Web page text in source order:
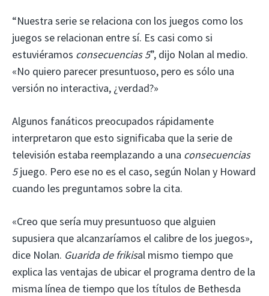
“Nuestra serie se relaciona con los juegos como los
juegos se relacionan entre sí. Es casi como si
estuviéramos consecuencias 5”, dijo Nolan al medio.
«No quiero parecer presuntuoso, pero es sólo una
versión no interactiva, ¿verdad?»
Algunos fanáticos preocupados rápidamente
interpretaron que esto significaba que la serie de
televisión estaba reemplazando a una consecuencias
5juego. Pero ese no es el caso, según Nolan y Howard
cuando les preguntamos sobre la cita.
«Creo que sería muy presuntuoso que alguien
supusiera que alcanzaríamos el calibre de los juegos»,
dice Nolan. Guarida de frikisal mismo tiempo que
explica las ventajas de ubicar el programa dentro de la
misma línea de tiempo que los títulos de Bethesda